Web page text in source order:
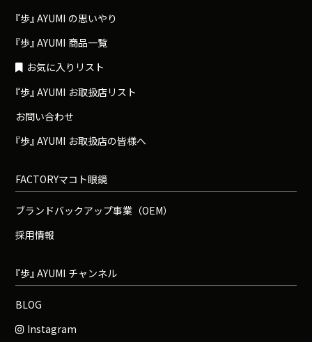
『歩』AYUMI の思いやり
『歩』AYUMI 商品一覧
お気に入りリスト
『歩』AYUMI お取扱店リスト
お問い合わせ
『歩』AYUMI お取扱店の皆様へ
FACTORYマコト眼鏡
ブランドバックアップ事業（OEM）
採用情報
『歩』AYUMI チャンネル
BLOG
Instagram